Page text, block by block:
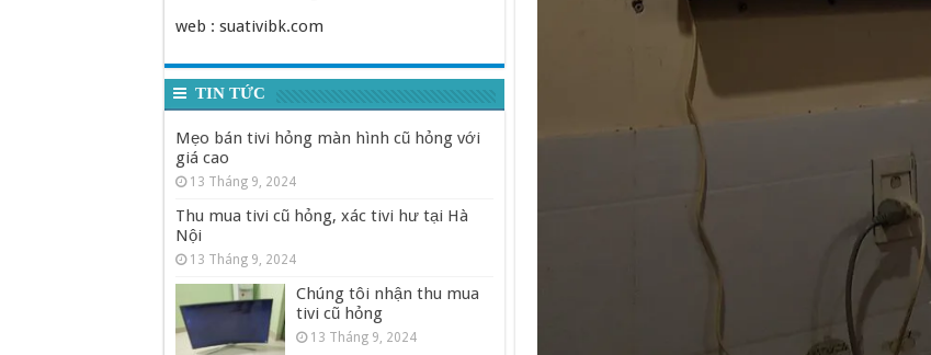
web : suativibk.com
TIN TỨC
Mẹo bán tivi hỏng màn hình cũ hỏng với
giá cao
13 Tháng 9, 2024
Thu mua tivi cũ hỏng, xác tivi hư tại Hà
Nội
13 Tháng 9, 2024
Chúng tôi nhận thu mua
tivi cũ hỏng
13 Tháng 9, 2024